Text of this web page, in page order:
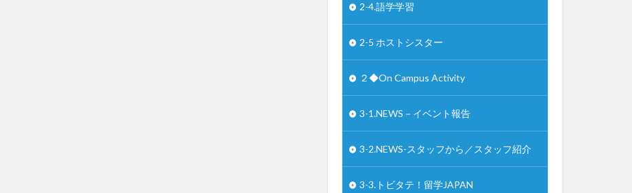
2-4.語学学習
2-5 ホストシスター
２◆On Campus Activity
3-1.NEWS－イベント報告
3-2.NEWS-スタッフから／スタッフ紹介
3-3.トビタテ！留学JAPAN